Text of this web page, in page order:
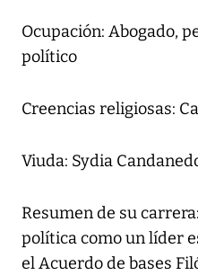
Ocupación: Abogado,
político
Creencias religiosas:
Viuda: Sydia
Resumen de su
política como un líder
el Acuerdo de bases